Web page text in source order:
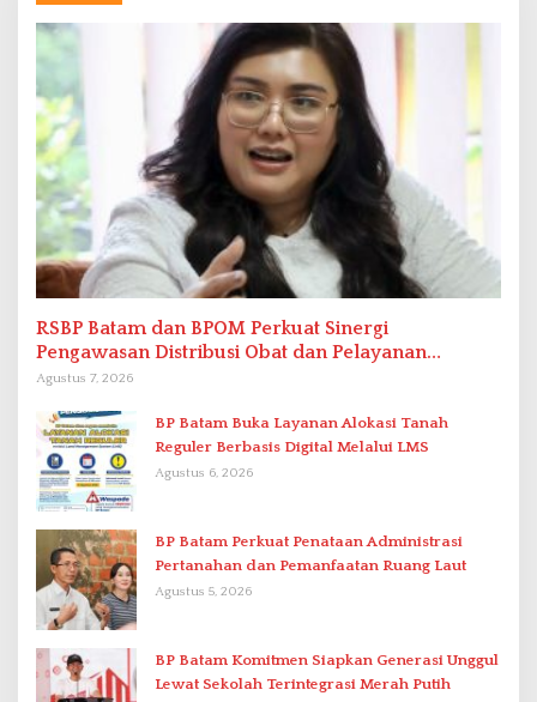
RSBP Batam dan BPOM Perkuat Sinergi
Pengawasan Distribusi Obat dan Pelayanan
Kefarmasian
Agustus 7, 2026
BP Batam Buka Layanan Alokasi Tanah
Reguler Berbasis Digital Melalui LMS
Agustus 6, 2026
BP Batam Perkuat Penataan Administrasi
Pertanahan dan Pemanfaatan Ruang Laut
Agustus 5, 2026
BP Batam Komitmen Siapkan Generasi Unggul
Lewat Sekolah Terintegrasi Merah Putih